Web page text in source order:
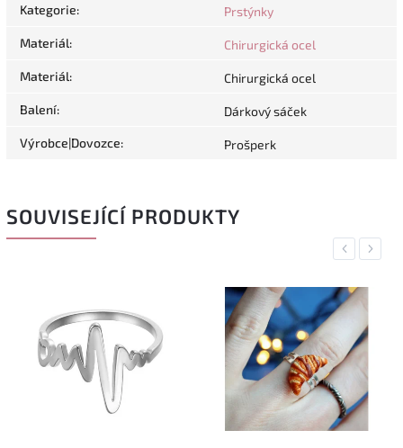
Kategorie: Prstýnky
Materiál: Chirurgická ocel
Materiál: Chirurgická ocel
Balení: Dárkový sáček
Výrobce|Dovozce: Prošperk
SOUVISEJÍCÍ PRODUKTY
Previous
Next